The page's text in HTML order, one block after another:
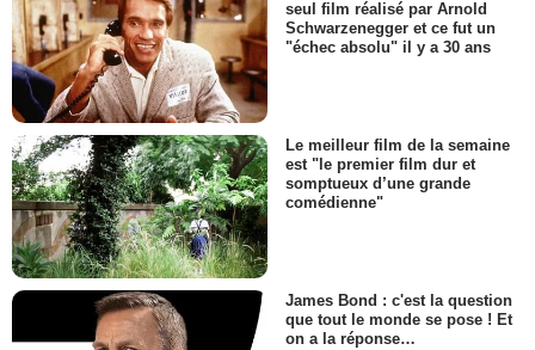
seul film réalisé par Arnold
Schwarzenegger et ce fut un
"échec absolu" il y a 30 ans
Le meilleur film de la semaine
est "le premier film dur et
somptueux d’une grande
comédienne"
James Bond : c'est la question
que tout le monde se pose ! Et
on a la réponse…